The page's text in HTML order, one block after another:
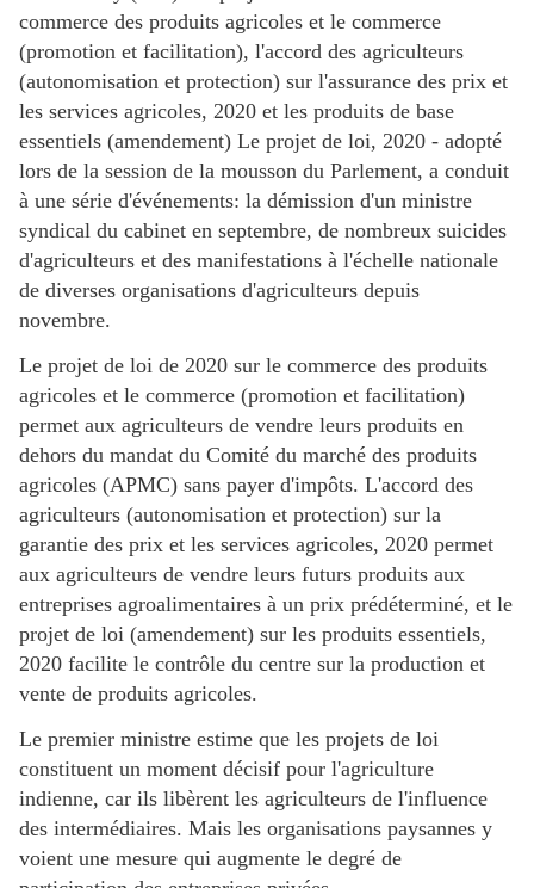
commerce des produits agricoles et le commerce
(promotion et facilitation), l'accord des agriculteurs
(autonomisation et protection) sur l'assurance des prix et
les services agricoles, 2020 et les produits de base
essentiels (amendement) Le projet de loi, 2020 - adopté
lors de la session de la mousson du Parlement, a conduit
à une série d'événements: la démission d'un ministre
syndical du cabinet en septembre, de nombreux suicides
d'agriculteurs et des manifestations à l'échelle nationale
de diverses organisations d'agriculteurs depuis
novembre.
Le projet de loi de 2020 sur le commerce des produits
agricoles et le commerce (promotion et facilitation)
permet aux agriculteurs de vendre leurs produits en
dehors du mandat du Comité du marché des produits
agricoles (APMC) sans payer d'impôts. L'accord des
agriculteurs (autonomisation et protection) sur la
garantie des prix et les services agricoles, 2020 permet
aux agriculteurs de vendre leurs futurs produits aux
entreprises agroalimentaires à un prix prédéterminé, et le
projet de loi (amendement) sur les produits essentiels,
2020 facilite le contrôle du centre sur la production et
vente de produits agricoles.
Le premier ministre estime que les projets de loi
constituent un moment décisif pour l'agriculture
indienne, car ils libèrent les agriculteurs de l'influence
des intermédiaires. Mais les organisations paysannes y
voient une mesure qui augmente le degré de